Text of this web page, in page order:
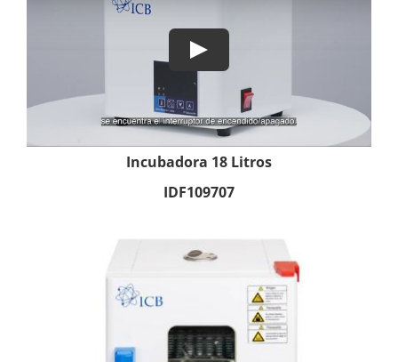
Incubadora 18 Litros
IDF109707